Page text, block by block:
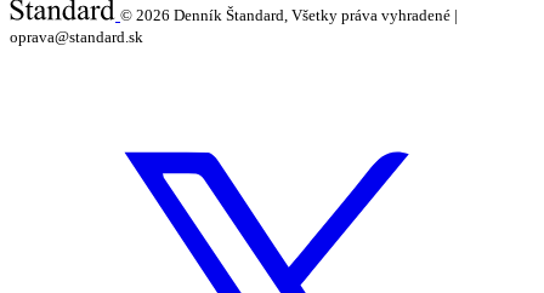
© 2026 Denník Štandard, Všetky práva vyhradené |
oprava@standard.sk